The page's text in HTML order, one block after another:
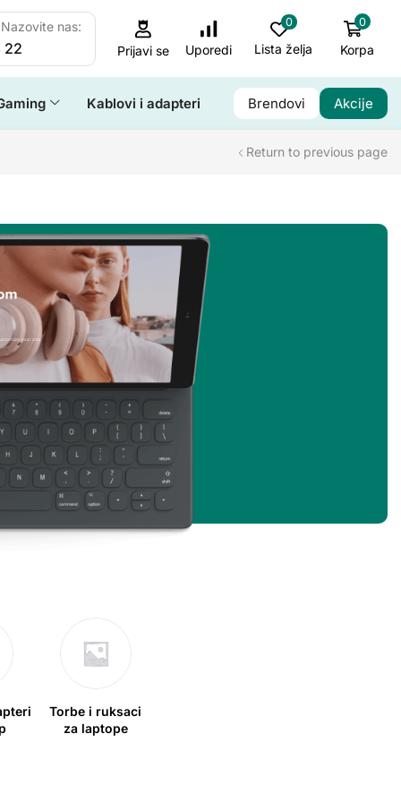
nas:
22 Prijavi se Uporedi
0
Lista želja
0
Korpa
Kablovi i adapteri Brendovi Akcije
Return to previous page
Torbe i ruksaci
za laptope